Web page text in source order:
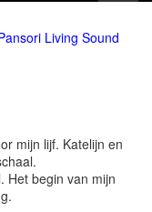
Living Sound
mijn lijf. Katelijn en
Het begin van mijn